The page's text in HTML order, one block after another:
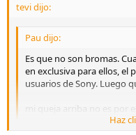
tevi dijo:
Pau dijo:
Es que no son bromas.
en exclusiva para ellos, el
usuarios de Sony. Luego
mi queja arriba no es por
acaban de lanzar. 20.1Haz
Haz